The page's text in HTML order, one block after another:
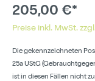
205,00 €*
Preise inkl. MwSt.
Die gekennzeichneten
25a UStG
ist in diesen Fällen nicht